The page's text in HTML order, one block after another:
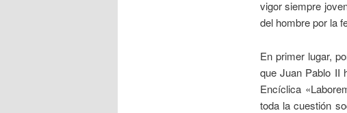
vigor siempre
del hombre por la
En primer lugar,
que Juan Pablo II
Encíclica
toda la cuestión